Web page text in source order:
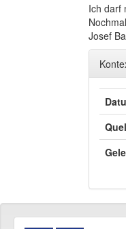
Ich darf
Josef